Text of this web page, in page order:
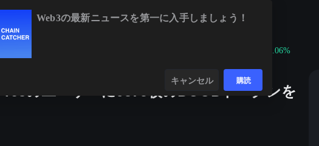
+0.06%
のユーザーに9873枚のDOODトークンを
Web3の最新ニュースを第一に入手しましょう！
キャンセル 購読